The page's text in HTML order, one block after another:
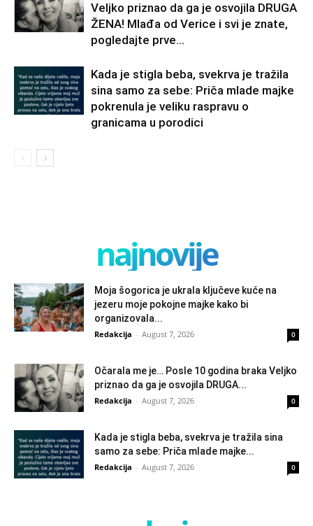
Veljko priznao da ga je osvojila DRUGA
ŽENA! Mlađa od Verice i svi je znate,
pogledajte prve...
Kada je stigla beba, svekrva je tražila
sina samo za sebe: Priča mlade majke
pokrenula je veliku raspravu o
granicama u porodici
najnovije
Moja šogorica je ukrala ključeve kuće na
jezeru moje pokojne majke kako bi
organizovala...
Redakcija - August 7, 2026 0
Očarala me je… Posle 10 godina braka Veljko
priznao da ga je osvojila DRUGA...
Redakcija - August 7, 2026 0
Kada je stigla beba, svekrva je tražila sina
samo za sebe: Priča mlade majke...
Redakcija - August 7, 2026 0